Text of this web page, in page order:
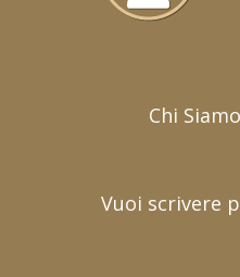
Chi
Vuoi scrivere